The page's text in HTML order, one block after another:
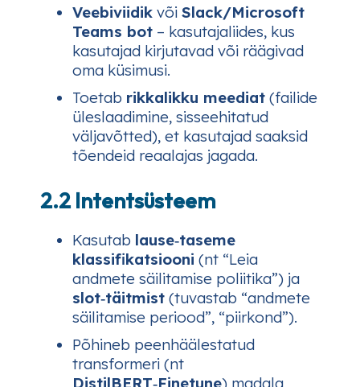
Veebiviidik või Slack/Microsoft
Teams bot – kasutajaliides, kus
kasutajad kirjutavad või räägivad
oma küsimusi.
Toetab rikkalikku meediat (failide
üleslaadimine, sisseehitatud
väljavõtted), et kasutajad saaksid
tõendeid reaalajas jagada.
2.2 Intentsüsteem
Kasutab lause‑taseme
klassifikatsiooni (nt “Leia
andmete säilitamise poliitika”) ja
slot‑täitmist (tuvastab “andmete
säilitamise periood”, “piirkond”).
Põhineb peenhäälestatud
transformeri (nt
DistilBERT‑Finetune) madala